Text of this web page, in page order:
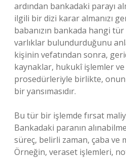
ardından bankadaki parayı
ilgili bir dizi karar almanızı
babanızın bankada hangi
varlıklar bulundurduğunu
kişinin vefatından sonra,
kaynaklar, hukukî işlemler
prosedürleriyle birlikte,
bir yansımasıdır.
Bu tür bir işlemde fırsat
Bankadaki paranın
süreç, belirli zaman, çaba ve
Örneğin, veraset işlemleri,